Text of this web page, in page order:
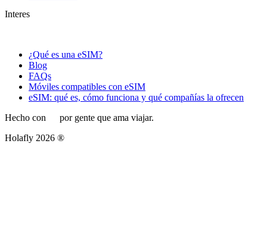
Interes
¿Qué es una eSIM?
Blog
FAQs
Móviles compatibles con eSIM
eSIM: qué es, cómo funciona y qué compañías la ofrecen
Hecho con
por gente que ama viajar.
Holafly 2026 ®